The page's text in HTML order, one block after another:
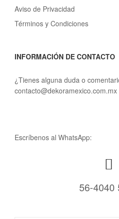
Aviso de Privacidad
Términos y Condiciones
INFORMACIÓN DE CONTACTO
¿Tienes alguna duda o
contacto@dekoramexico.com.mx
Escríbenos al WhatsApp:
56-4040